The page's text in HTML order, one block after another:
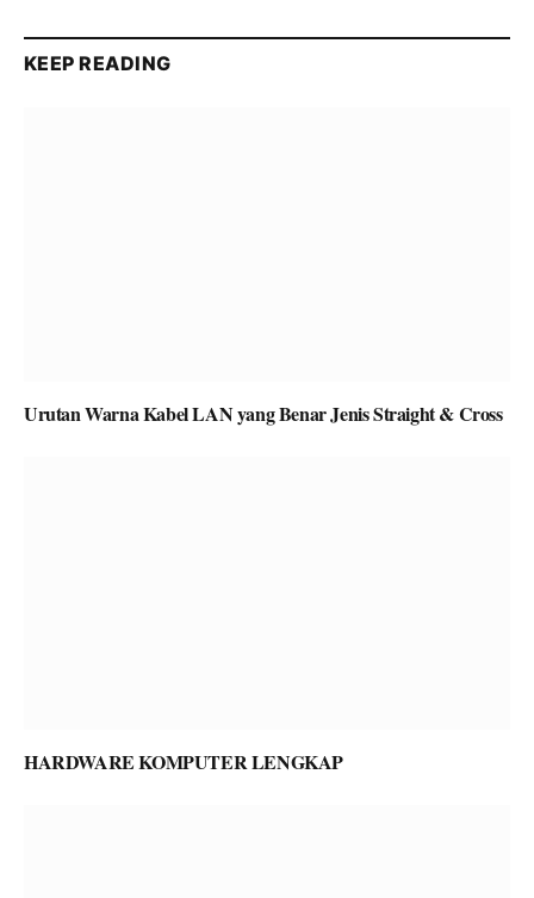
KEEP READING
Urutan Warna Kabel LAN yang Benar Jenis Straight & Cross
HARDWARE KOMPUTER LENGKAP